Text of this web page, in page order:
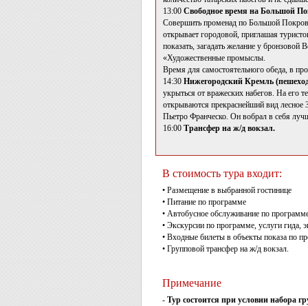
13:00 Свободное время на Большой
Совершить променад по Большой
открывает городовой, приглашая
показать, загадать желание у
«Художественные промыслы.
Время для самостоятельного обеда, в
14:30 Нижегородский Кремль
укрыться от вражеских набегов. На его
открываются прекраснейший вид лесное
Пьетро Франческо. Он вобрал в себя
16:00 Трансфер на ж/д вокзал.
В стоимость тура входит:
• Размещение в выбранной гостинице
• Питание по программе
• Автобусное обслуживание по
• Экскурсии по программе, услуги гида,
• Входные билеты в объекты показа по
• Групповой трансфер на ж/д вокзал.
Примечание
- Тур состоится при условии набора